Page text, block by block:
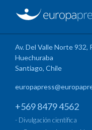
Av. Del Valle Norte 932,
Huechuraba
Santiago, Chile
+569 8479 4562
- Divulgación científica